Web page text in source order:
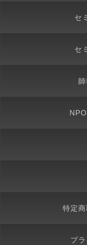
セ
セ
特定
プ